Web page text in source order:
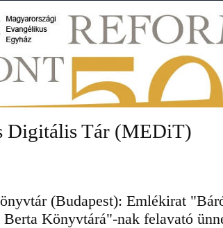
Digitális Tár (MEDiT)
(Budapest): Emlékirat
Könyvtárá"-nak felavató